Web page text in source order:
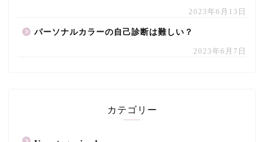
2023年6月13日
パーソナルカラーの自己診断は難しい？
2023年6月7日
カテゴリー